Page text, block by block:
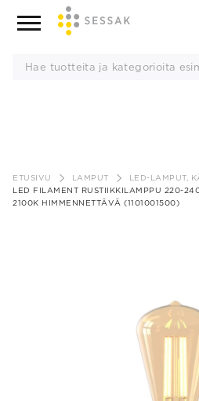
sisältöön
ETUSIVU LAMPUT
LED-LAMPUT,
LED FILAMENT RUSTIIKKILAMPPU 220-
2100K HIMMENNETTÄVÄ (1101001500)